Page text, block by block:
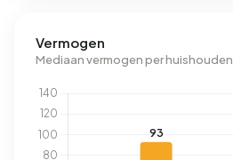
Vermogen
Mediaan vermogen per huishouden